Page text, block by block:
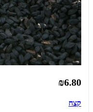
₪6.80
קצח